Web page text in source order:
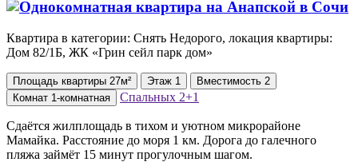
Квартира в категории: Снять Недорого, локация квартиры:
Дом 82/1Б, ЖК «Грин сейл парк дом»
Площадь квартиры 27м² Этаж 1 Вместимость 2
Комнат 1-комнатная Спальных 2+1
Сдаётся жилплощадь в тихом и уютном микрорайоне
Мамайка. Расстояние до моря 1 км. Дорога до галечного
пляжа займёт 15 минут прогулочным шагом.